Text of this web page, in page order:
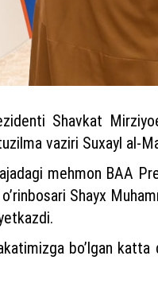
Shavkat
vaziri Suxayl al-
mehmon BАА
Shayx
boʼlgan